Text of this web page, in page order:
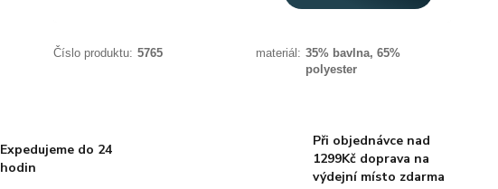
Číslo produktu: 5765 materiál: 35% bavlna, 65%
polyester
Expedujeme do 24
hodin
Při objednávce nad
1299Kč doprava na
výdejní místo zdarma